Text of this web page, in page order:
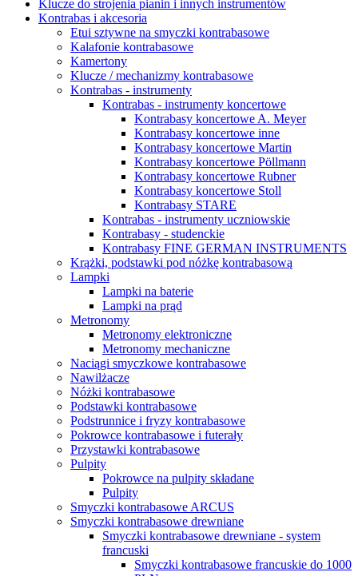
Klucze do strojenia pianin i innych instrumentów
Kontrabas i akcesoria
Etui sztywne na smyczki kontrabasowe
Kalafonie kontrabasowe
Kamertony
Klucze / mechanizmy kontrabasowe
Kontrabas - instrumenty
Kontrabas - instrumenty koncertowe
Kontrabasy koncertowe A. Meyer
Kontrabasy koncertowe inne
Kontrabasy koncertowe Martin
Kontrabasy koncertowe Pöllmann
Kontrabasy koncertowe Rubner
Kontrabasy koncertowe Stoll
Kontrabasy STARE
Kontrabas - instrumenty uczniowskie
Kontrabasy - studenckie
Kontrabasy FINE GERMAN INSTRUMENTS
Krążki, podstawki pod nóżkę kontrabasową
Lampki
Lampki na baterie
Lampki na prąd
Metronomy
Metronomy elektroniczne
Metronomy mechaniczne
Naciągi smyczkowe kontrabasowe
Nawilżacze
Nóżki kontrabasowe
Podstawki kontrabasowe
Podstrunnice i fryzy kontrabasowe
Pokrowce kontrabasowe i futerały
Przystawki kontrabasowe
Pulpity
Pokrowce na pulpity składane
Pulpity
Smyczki kontrabasowe ARCUS
Smyczki kontrabasowe drewniane
Smyczki kontrabasowe drewniane - system
francuski
Smyczki kontrabasowe francuskie do 1000